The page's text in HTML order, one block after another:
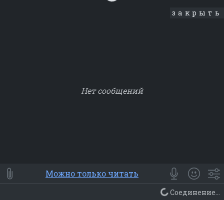
закрыть
Нет сообщений
⭐ Мои Smile
😀 Emoji
Смайлики
Люди Животные Еда Объекты
Можно только читать
Соединение...